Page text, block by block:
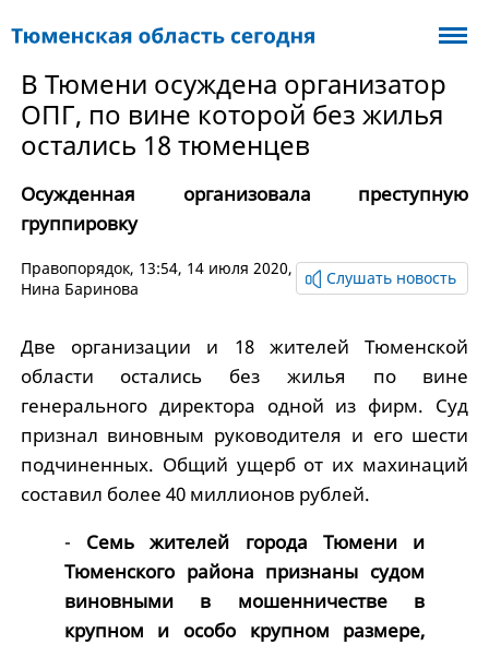
В Тюмени осуждена организатор
ОПГ, по вине которой без жилья
остались 18 тюменцев
Осужденная организовала преступную
группировку
Правопорядок, 13:54, 14 июля 2020,
Нина Баринова
Слушать новость
Две организации и 18 жителей Тюменской
области остались без жилья по вине
генерального директора одной из фирм. Суд
признал виновным руководителя и его шести
подчиненных. Общий ущерб от их махинаций
составил более 40 миллионов рублей.
- Семь жителей города Тюмени и
Тюменского района признаны судом
виновными в мошенничестве в
крупном и особо крупном размере,